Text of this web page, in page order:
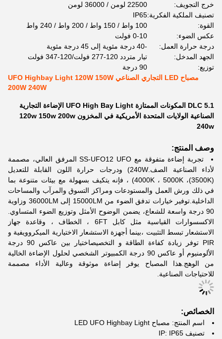
خرج التجويف:
22500 لومن / 36000 لومن
تصنيف الملكية الفكرية:IP65
القوة:
100 واط / 150 واط / 200 واط / 240 واط
عكس الضوء:
0-10 فولت
درجة حرارة العمل:
-40 درجة مئوية إلى 45 درجة مئوية
الجهد المدخل:
تيار متردد 120-277 فولت/120-347 فولت
توزيع:
90 درجة
مصباح LED التجاري الصناعي UFO Highbay Light 120W 150W
200W 240W
DLC 5.1 المكونات الممتازة UFO High Bay Light الإضاءة التجارية
الصناعية الولايات المتحدة الأمريكية في المخزون 120w 150w 200w
240w
وصف المنتج:
تجربة إضاءة متفوقة مع SS-UFO12 UFO المرفق العالي، مصممة
لأداء الصناعية الصف.240W) ودرجات حرارة اللون القابلة للتعديل
(3500K)، 4000K ، 5000K) ، فإنه يتكيف بسهولة مع بيئات متنوعة بما
في ذلك ورش العمل والمستودعات ومراكز التسوق والمرآب والمساحات
الداخلية.توفير خيارات تدفق الضوء من 15000LM إلى 36000LM وزاوية
90 درجة واسعة للشعاع، يضمن الوضوح الأمثل وتوزيع الضوء المتساوي.
الاكسسوارات القياسية مثل كابل 6FT ، الخطاف ، وقاعدة جهاز
الاستشعار تبسط التثبيت ،بينما أجهزة الاستشعار الاختيارية الميكروويفية و
PIR توفر زيادة كفاءة الطاقة و التخصيصاختيار بين عاكس 90 درجة
الألومنيوم أو عاكس 90 درجة الكمبيوتر الشخصي لحلول الإضاءة الخالية
من الوهج.هذا المصباح يوفر إضاءة موثوقة وعالية الأداء مصممة
للاحتياجات الصناعية.
الخصائص:
اسم المنتج: مصباح LED UFO Highbay Light
تصنيف IP: IP65